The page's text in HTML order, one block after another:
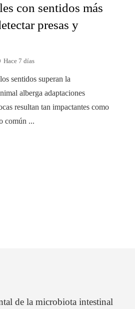
con sentidos más
presas y
Hace 7 días
sentidos superan la
alberga adaptaciones
resultan tan impactantes como
común ...
de la microbiota intestinal